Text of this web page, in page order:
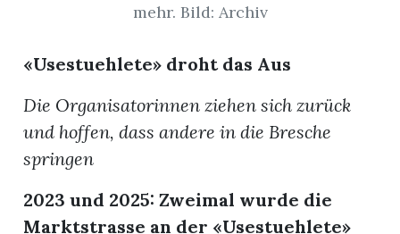
mehr. Bild: Archiv
«Usestuehlete» droht das Aus
Die Organisatorinnen ziehen sich zurück
und hoffen, dass andere in die Bresche
springen
2023 und 2025: Zweimal wurde die
Marktstrasse an der «Usestuehlete»